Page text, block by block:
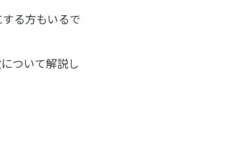
る方もいるで
ついて解説し